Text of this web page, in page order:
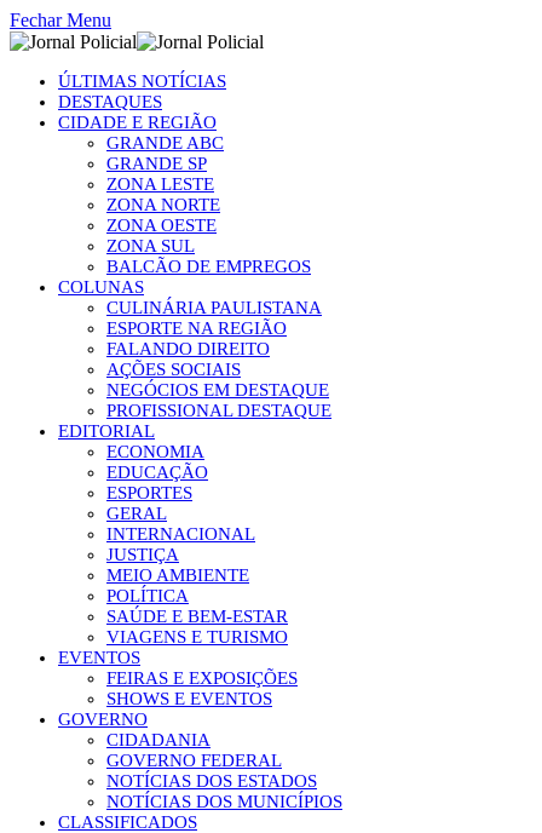
Fechar Menu
ÚLTIMAS NOTÍCIAS
DESTAQUES
CIDADE E REGIÃO
GRANDE ABC
GRANDE SP
ZONA LESTE
ZONA NORTE
ZONA OESTE
ZONA SUL
BALCÃO DE EMPREGOS
COLUNAS
CULINÁRIA PAULISTANA
ESPORTE NA REGIÃO
FALANDO DIREITO
AÇÕES SOCIAIS
NEGÓCIOS EM DESTAQUE
PROFISSIONAL DESTAQUE
EDITORIAL
ECONOMIA
EDUCAÇÃO
ESPORTES
GERAL
INTERNACIONAL
JUSTIÇA
MEIO AMBIENTE
POLÍTICA
SAÚDE E BEM-ESTAR
VIAGENS E TURISMO
EVENTOS
FEIRAS E EXPOSIÇÕES
SHOWS E EVENTOS
GOVERNO
CIDADANIA
GOVERNO FEDERAL
NOTÍCIAS DOS ESTADOS
NOTÍCIAS DOS MUNICÍPIOS
CLASSIFICADOS